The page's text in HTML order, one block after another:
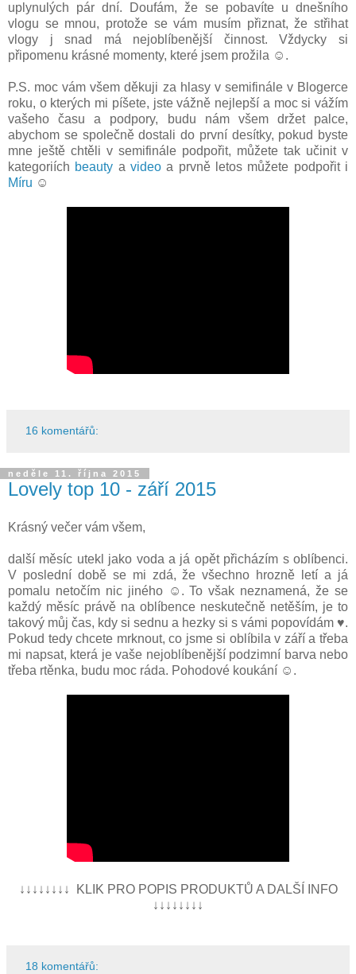
uplynulých pár dní. Doufám, že se pobavíte u dnešního
vlogu se mnou, protože se vám musím přiznat, že střihat
vlogy j snad má nejoblíbenější činnost. Vždycky si
připomenu krásné momenty, které jsem prožila ☺.
P.S. moc vám všem děkuji za hlasy v semifinále v Blogerce
roku, o kterých mi píšete, jste vážně nejlepší a moc si vážím
vašeho času a podpory, budu nám všem držet palce,
abychom se společně dostali do první desítky, pokud byste
mne ještě chtěli v semifinále podpořit, můžete tak učinit v
kategoriích beauty avideo a prvně letos můžete podpořit i
Míru ☺
16 komentářů:
neděle 11. října 2015
Lovely top 10 - září 2015
Krásný večer vám všem,
další měsíc utekl jako voda a já opět přicházím s oblíbenci.
V poslední době se mi zdá, že všechno hrozně letí a já
pomalu netočím nic jiného ☺. To však neznamená, že se
každý měsíc právě na oblíbence neskutečně netěším, je to
takový můj čas, kdy si sednu a hezky si s vámi popovídám ♥.
Pokud tedy chcete mrknout, co jsme si oblíbila v září a třeba
mi napsat, která je vaše nejoblíbenější podzimní barva nebo
třeba rtěnka, budu moc ráda. Pohodové koukání ☺.
↓↓↓↓↓↓↓↓ KLIK PRO POPIS PRODUKTŮ A DALŠÍ INFO
↓↓↓↓↓↓↓↓
18 komentářů: